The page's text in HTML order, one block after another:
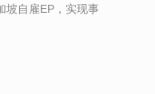
坡自雇EP，实现事